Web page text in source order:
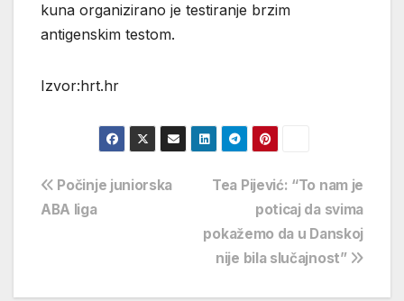
kuna organizirano je testiranje brzim
antigenskim testom.
Izvor:hrt.hr
Navigacija
objava
Tea Pijević: “To nam je
poticaj da svima
pokažemo da u Danskoj
nije bila slučajnost”
Počinje juniorska
ABA liga